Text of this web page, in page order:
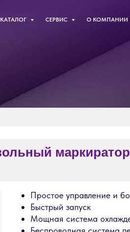
КАТАЛОГ СЕРВИС О КОМПАНИИ
Мощная система охлаждения
Беспроводная система передачи
Высокопроизводительный сигнал
Диодная система оповещения